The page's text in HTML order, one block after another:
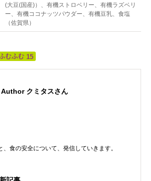
(大豆(国産)）、有機ストロベリー、有機ラズベリ
ー、有機ココナッツパウダー、有機豆乳、食塩
（佐賀県）
15
Author クミタスさん
食の安全について、発信していきます。